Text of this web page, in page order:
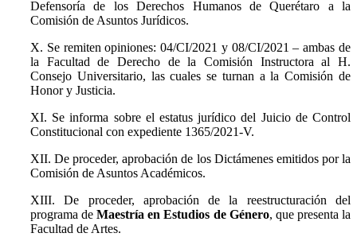
Defensoría de los Derechos Humanos de Querétaro a la
Comisión de Asuntos Jurídicos.
X. Se remiten opiniones: 04/CI/2021 y 08/CI/2021 – ambas de
la Facultad de Derecho de la Comisión Instructora al H.
Consejo Universitario, las cuales se turnan a la Comisión de
Honor y Justicia.
XI. Se informa sobre el estatus jurídico del Juicio de Control
Constitucional con expediente 1365/2021-V.
XII. De proceder, aprobación de los Dictámenes emitidos por la
Comisión de Asuntos Académicos.
XIII. De proceder, aprobación de la reestructuración del
programa deMaestría en Estudios de Género, que presenta la
Facultad de Artes.